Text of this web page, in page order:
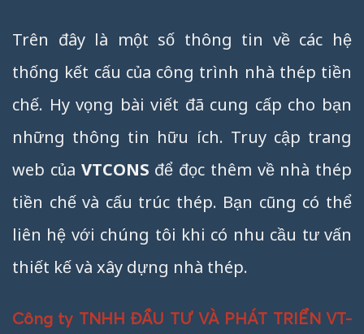
Trên đây là một số thông tin về các hệ
thống kết cấu của công trình nhà thép tiền
chế. Hy vọng bài viết đã cung cấp cho bạn
những thông tin hữu ích. Truy cập trang
web của VTCONS để đọc thêm về nhà thép
tiền chế và cấu trúc thép. Bạn cũng có thể
liên hệ với chúng tôi khi có nhu cầu tư vấn
thiết kế và xây dựng nhà thép.
Công ty TNHH ĐẦU TƯ VÀ PHÁT TRIỂN VT-